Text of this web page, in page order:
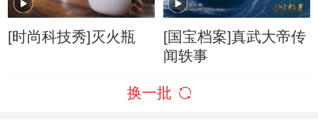
[时尚科技秀]灭火瓶
[国宝档案]真武大帝传
闻轶事
换一批